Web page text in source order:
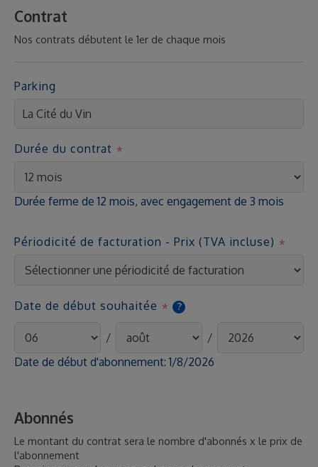
Contrat
Nos contrats débutent le 1er de chaque mois
Parking
Durée du contrat
Durée ferme de 12 mois, avec engagement de 3 mois
Périodicité de facturation - Prix (TVA incluse)
Date de début souhaitée ?
/
/
Date de début d'abonnement:1/8/2026
Abonnés
Le montant du contrat sera le nombre d'abonnés x le prix de
l'abonnement